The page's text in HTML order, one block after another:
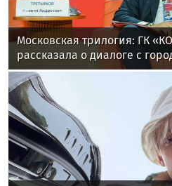
Московская трилогия: ГК
рассказала о диалоге с
искусство, природу и